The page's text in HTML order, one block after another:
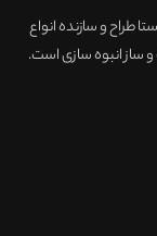
و سازنده انواع
ساز انبوه سازی است.